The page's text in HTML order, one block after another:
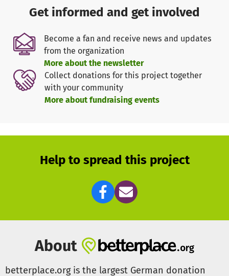
Get informed and get involved
Become a fan and receive news and updates
from the organization
More about the newsletter
Collect donations for this project together
with your community
More about fundraising events
Help to spread this project
About
betterplace.org is the largest German donation